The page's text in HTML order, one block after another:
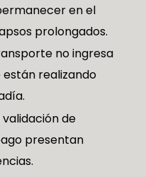
en el
prolongados.
no ingresa
realizando
de
presentan